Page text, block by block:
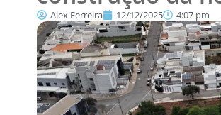
Alex Ferreira 12/12/2025 4:07 pm